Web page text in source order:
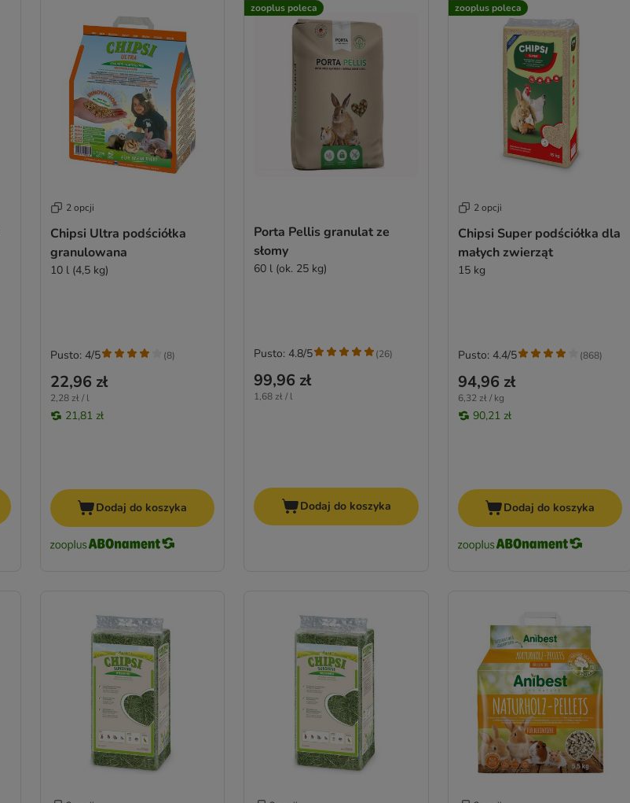
2 opcji
Chipsi Ultra podściółka
granulowana
10 l (4,5 kg)
22,96 zł
2,28 zł / l
21,81 zł
Pusto: 4/5 (8)
Dodaj do koszyka
zooplus poleca
Porta Pellis granulat ze
słomy
60 l (ok. 25 kg)
99,96 zł
1,68 zł / l
Pusto: 4.8/5 (26)
Dodaj do koszyka
zooplus poleca
2 opcji
Chipsi Super podściółka dla
małych zwierząt
15 kg
94,96 zł
6,32 zł / kg
90,21 zł
Pusto: 4.4/5 (868)
Dodaj do koszyka